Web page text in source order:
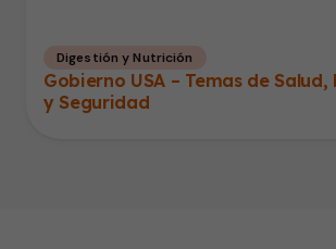
Digestión y Nutrición
Gobierno USA – Temas de
y Seguridad